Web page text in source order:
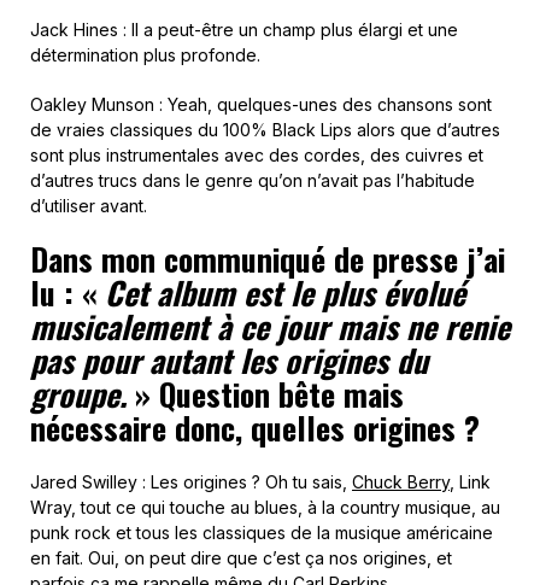
Jack Hines : Il a peut-être un champ plus élargi et une
détermination plus profonde.
Oakley Munson : Yeah, quelques-unes des chansons sont
de vraies classiques du 100% Black Lips alors que d’autres
sont plus instrumentales avec des cordes, des cuivres et
d’autres trucs dans le genre qu’on n’avait pas l’habitude
d’utiliser avant.
Dans mon communiqué de presse j’ai
lu : « Cet album est le plus évolué
musicalementà ce jour mais ne renie
pas pour autant les origines du
groupe. » Question bête mais
nécessaire donc, quelles origines ?
Jared Swilley : Les origines ? Oh tu sais, Chuck Berry, Link
Wray, tout ce qui touche au blues, à la country musique, au
punk rock et tous les classiques de la musique américaine
en fait. Oui, on peut dire que c’est ça nos origines, et